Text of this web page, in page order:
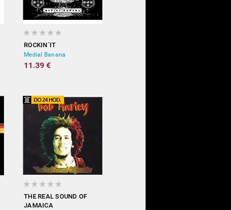
ROCKIN´IT
Medial Banana
11.39 €
THE REAL SOUND OF
JAMAICA